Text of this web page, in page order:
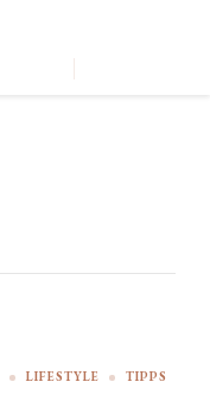
LIFESTYLE TIPPS